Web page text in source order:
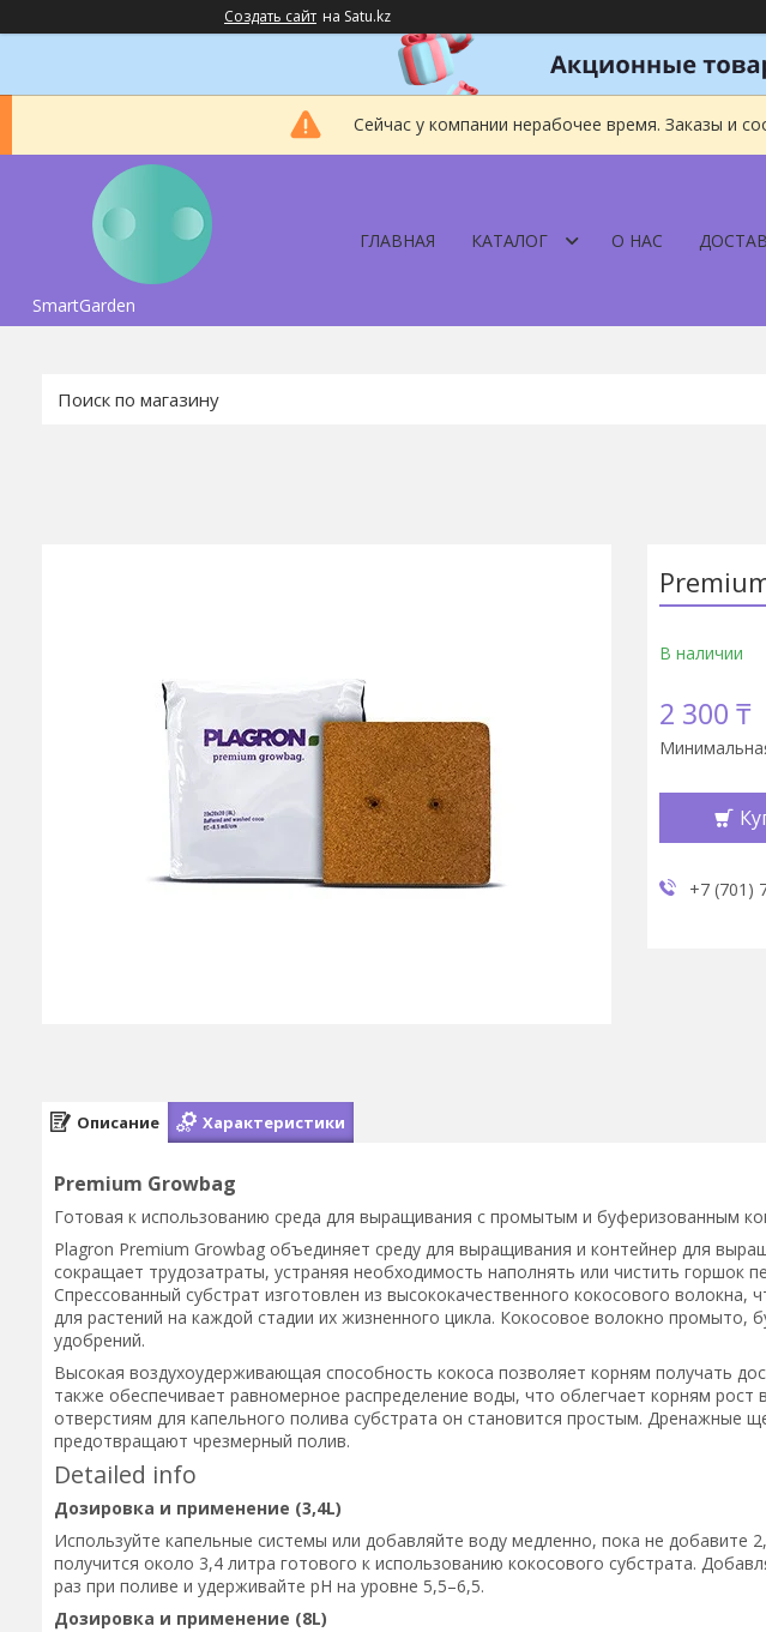
Создать сайт на Satu.kz
Сейчас у компании нерабочее время. Заказы и
SmartGarden
ГЛАВНАЯ КАТАЛОГ О НАС
В наличии
2 300 ₸
+7 (701)
Описание Характеристики
Premium Growbag
Готовая к использованию среда для выращивания с промытым и буферизованным
Plagron Premium Growbag объединяет среду для выращивания и контейнер для
сокращает трудозатраты, устраняя необходимость наполнять или чистить горшок
Спрессованный субстрат изготовлен из высококачественного кокосового волокна,
для растений на каждой стадии их жизненного цикла. Кокосовое волокно промыто,
удобрений.
Высокая воздухоудерживающая способность кокоса позволяет корням получать
также обеспечивает равномерное распределение воды, что облегчает корням рост
отверстиям для капельного полива субстрата он становится простым. Дренажные
предотвращают чрезмерный полив.
Detailed info
Дозировка и применение (3,4L)
Используйте капельные системы или добавляйте воду медленно, пока не добавите
получится около 3,4 литра готового к использованию кокосового субстрата.
раз при поливе и удерживайте pH на уровне 5,5–6,5.
Дозировка и применение (8L)